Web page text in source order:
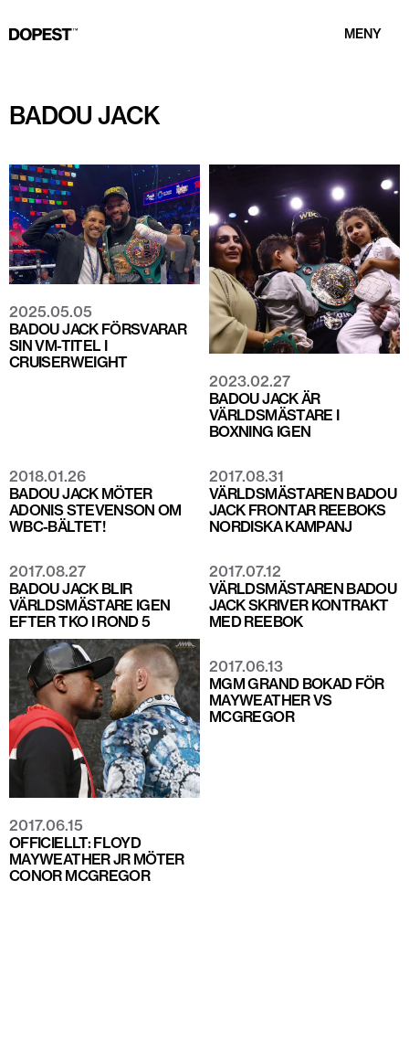
MENY
BADOU JACK
2025.05.05
BADOU JACK FÖRSVARAR
SIN VM-TITEL I
CRUISERWEIGHT
2023.02.27
BADOU JACK ÄR
VÄRLDSMÄSTARE I
BOXNING IGEN
2018.01.26
BADOU JACK MÖTER
ADONIS STEVENSON OM
WBC-BÄLTET!
2017.08.31
VÄRLDSMÄSTAREN BADOU
JACK FRONTAR REEBOKS
NORDISKA KAMPANJ
2017.08.27
BADOU JACK BLIR
VÄRLDSMÄSTARE IGEN
EFTER TKO I ROND 5
2017.07.12
VÄRLDSMÄSTAREN BADOU
JACK SKRIVER KONTRAKT
MED REEBOK
2017.06.15
OFFICIELLT: FLOYD
MAYWEATHER JR MÖTER
CONOR MCGREGOR
2017.06.13
MGM GRAND BOKAD FÖR
MAYWEATHER VS
MCGREGOR